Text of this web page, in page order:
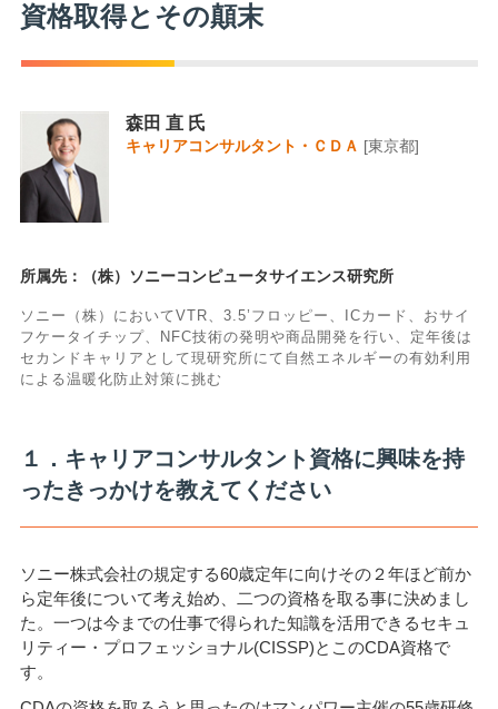
資格取得とその顛末
森田 直 氏
キャリアコンサルタント・ＣＤＡ [東京都]
所属先：（株）ソニーコンピュータサイエンス研究所
ソニー（株）においてVTR、3.5’フロッピー、ICカード、おサイ
フケータイチップ、NFC技術の発明や商品開発を行い、定年後は
セカンドキャリアとして現研究所にて自然エネルギーの有効利用
による温暖化防止対策に挑む
１．キャリアコンサルタント資格に興味を持
ったきっかけを教えてください
ソニー株式会社の規定する60歳定年に向けその２年ほど前か
ら定年後について考え始め、二つの資格を取る事に決めまし
た。一つは今までの仕事で得られた知識を活用できるセキュ
リティー・プロフェッショナル(CISSP)とこのCDA資格で
す。